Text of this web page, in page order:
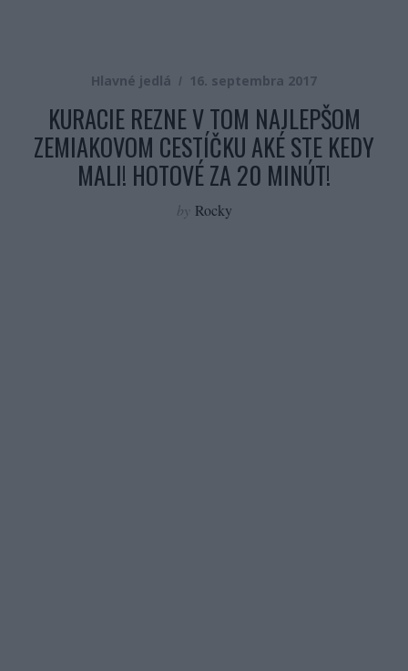
Hlavné jedlá 16. septembra 2017
KURACIE REZNE V TOM NAJLEPŠOM
ZEMIAKOVOM CESTÍČKU AKÉ STE KEDY
MALI! HOTOVÉ ZA 20 MINÚT!
by Rocky